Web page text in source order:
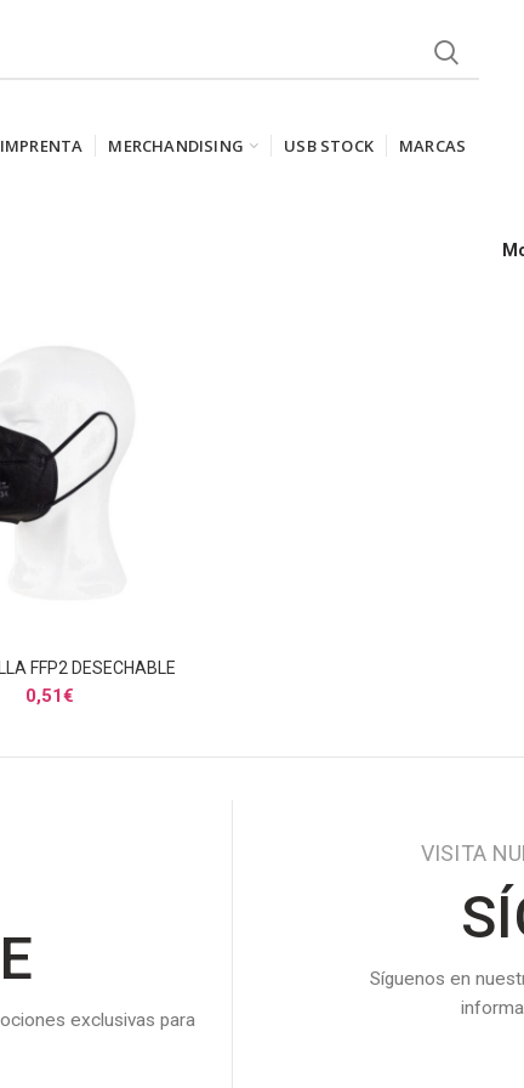
IMPRENTA MERCHANDISING USB STOCK MARCAS
AL CARRITO
FFP2 DESECHABLE
0,51€
exclusivas para
VISITA
Síguenos en